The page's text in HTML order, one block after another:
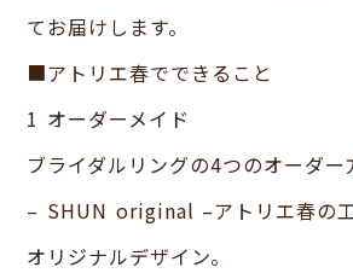
てお届けします。
■アトリエ春でできること
1 オーダーメイド
ブライダルリングの4つのオーダー
– SHUN original –アトリエ春の
オリジナルデザイン。